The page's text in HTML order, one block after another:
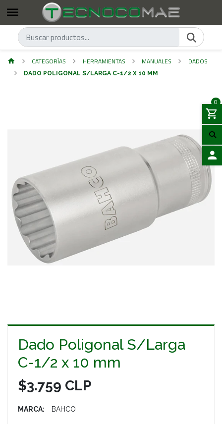
0
CATEGORÍAS HERRAMIENTAS MANUALES DADOS
DADO POLIGONAL S/LARGA C-1/2 X 10 MM
Dado Poligonal S/Larga
C-1/2 x 10 mm
$3.759 CLP
MARCA: BAHCO